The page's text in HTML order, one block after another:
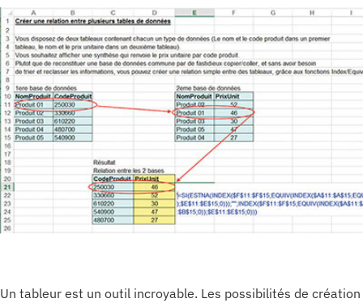
Un tableur est un outil incroyable. Les possibilités de création